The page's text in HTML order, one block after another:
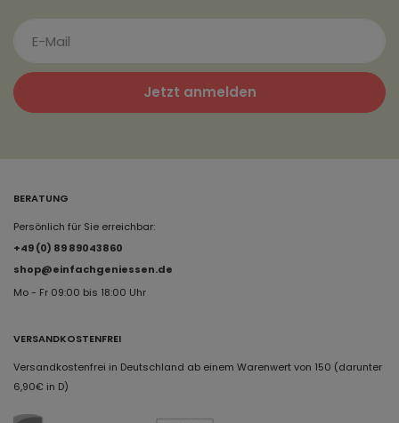
Jetzt anmelden
BERATUNG
Persönlich für Sie erreichbar:
+49 (0) 89 89043860
shop@einfachgeniessen.de
Mo - Fr 09:00 bis 18:00 Uhr
VERSANDKOSTENFREI
Versandkostenfrei in Deutschland ab einem Warenwert von 150 (darunter
6,90€ in D)